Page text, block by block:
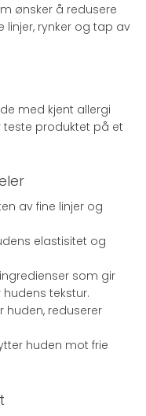
ønsker å redusere
linjer, rynker og tap av
med kjent allergi
produktet på et
av fine linjer og
elastisitet og
som gir
tekstur.
huden, reduserer
huden mot frie